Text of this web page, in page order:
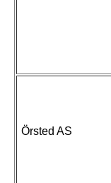
Örsted AS